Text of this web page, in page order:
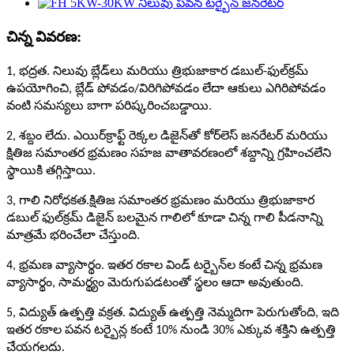
చిన్న వివరణ:
1, భద్రత. నిలువు బ్లేడ్‌లు మరియు త్రిభుజాకార డబుల్-ఫుల్‌క్రమ్
ఉపయోగించి, బ్లేడ్ పోవడం/విరిగిపోవడం లేదా ఆకులు ఎగిరిపోవడం
వంటి సమస్యలు బాగా పరిష్కరించబడ్డాయి.
2, శబ్దం లేదు. ఎయిర్‌క్రాఫ్ట్ రెక్కల డిజైన్‌తో కోర్‌లెస్ జనరేటర్ మరియు
క్షితిజ సమాంతర భ్రమణం సహజ వాతావరణంలో శబ్దాన్ని గ్రహించలేని
స్థాయికి తగ్గిస్తాయి.
3, గాలి నిరోధకత.క్షితిజ సమాంతర భ్రమణం మరియు త్రిభుజాకార
డబుల్ ఫుల్‌క్రమ్ డిజైన్ బలమైన గాలిలో కూడా చిన్న గాలి పీడనాన్ని
మాత్రమే భరించేలా చేస్తుంది.
4, భ్రమణ వ్యాసార్థం. ఇతర రకాల విండ్ టర్బైన్‌ల కంటే చిన్న భ్రమణ
వ్యాసార్థం, సామర్థ్యం మెరుగుపడటంతో స్థలం ఆదా అవుతుంది.
5, విద్యుత్ ఉత్పత్తి వక్రత. విద్యుత్ ఉత్పత్తి నెమ్మదిగా పెరుగుతోంది, ఇది
ఇతర రకాల పవన టర్బైన్ల కంటే 10% నుండి 30% ఎక్కువ శక్తిని ఉత్పత్తి
చేయగలదు.